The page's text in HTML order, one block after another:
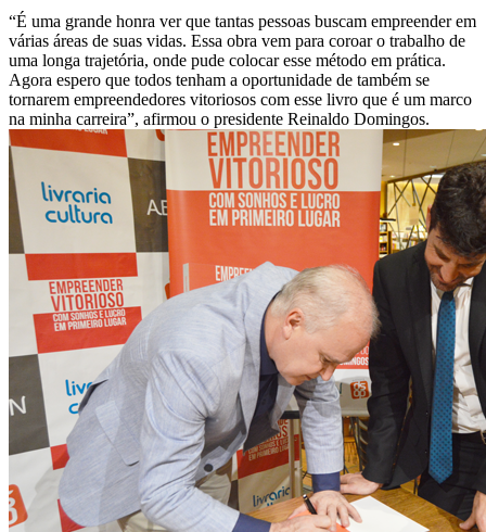
“É uma grande honra ver que tantas pessoas buscam empreender em
várias áreas de suas vidas. Essa obra vem para coroar o trabalho de
uma longa trajetória, onde pude colocar esse método em prática.
Agora espero que todos tenham a oportunidade de também se
tornarem empreendedores vitoriosos com esse livro que é um marco
na minha carreira”, afirmou o presidente Reinaldo Domingos.